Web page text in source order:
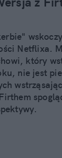
Netflixa.
który
nie jest